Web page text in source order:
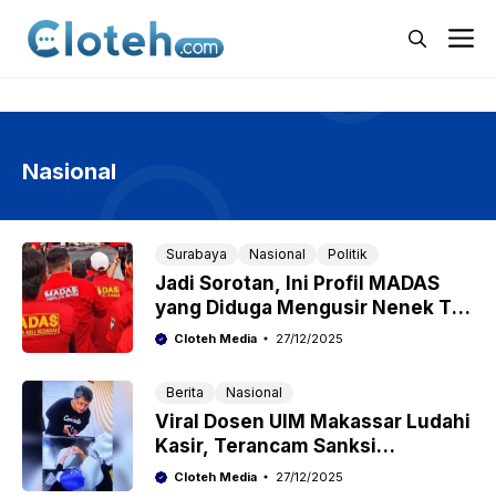
Nasional
Surabaya Nasional Politik
Jadi Sorotan, Ini Profil MADAS
yang Diduga Mengusir Nenek Tua
di Surabaya
Cloteh Media 27/12/2025
Berita Nasional
Viral Dosen UIM Makassar Ludahi
Kasir, Terancam Sanksi
Akademik dan Pidana
Cloteh Media 27/12/2025